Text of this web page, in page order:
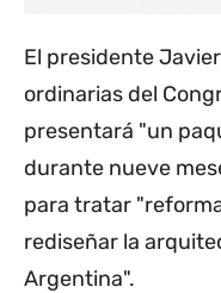
El presidente
ordinarias del
presentará "un
durante nueve
para tratar
rediseñar la
Argentina".